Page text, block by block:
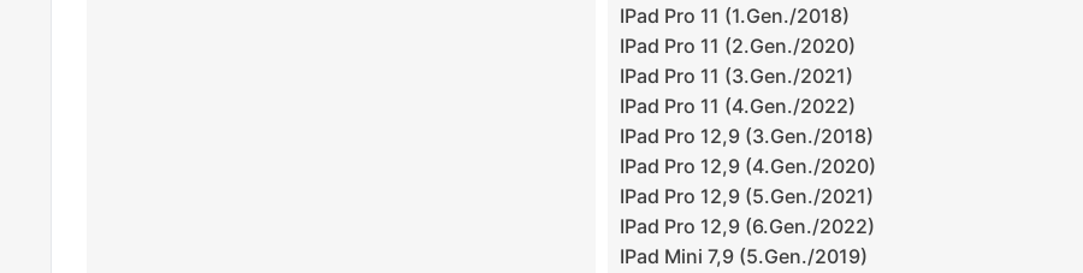
IPad Pro 11 (1.gen./2018)
IPad Pro 11 (2.gen./2020)
IPad Pro 11 (3.gen./2021)
IPad Pro 11 (4.gen./2022)
IPad Pro 12,9 (3.gen./2018)
IPad Pro 12,9 (4.gen./2020)
IPad Pro 12,9 (5.gen./2021)
IPad Pro 12,9 (6.gen./2022)
IPad Mini 7,9 (5.gen./2019)